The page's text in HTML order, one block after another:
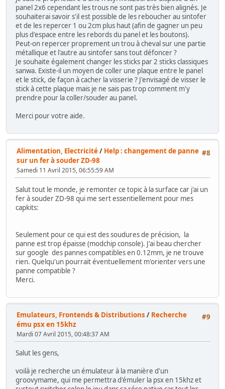
panel 2x6 cependant les trous ne sont pas très bien alignés. Je
souhaiterai savoir s'il est possible de les reboucher au sintofer
et de les repercer 1 ou 2cm plus haut (afin de gagner un peu
plus d'espace entre les rebords du panel et les boutons).
Peut-on repercer proprement un trou à cheval sur une partie
métallique et l'autre au sintofer sans tout défoncer ?
Je souhaite également changer les sticks par 2 sticks classiques
sanwa. Existe-il un moyen de coller une plaque entre le panel
et le stick, de façon à cacher la visserie ? J'envisagé de visser le
stick à cette plaque mais je ne sais pas trop comment m'y
prendre pour la coller/souder au panel.
Merci pour votre aide.
#8
Alimentation, Electricité/ Help : changement de panne
sur un fer à souder ZD-98
Samedi 11 Avril 2015, 06:55:59 AM
Salut tout le monde, je remonter ce topic à la surface car j'ai un
fer à souder ZD-98 qui me sert essentiellement pour mes
capkits:
Seulement pour ce qui est des soudures de précision, la
panne est trop épaisse (modchip console). J'ai beau chercher
sur google des pannes compatibles en 0.12mm, je ne trouve
rien. Quelqu'un pourrait éventuellement m'orienter vers une
panne compatible ?
Merci.
#9
Emulateurs, Frontends & Distributions / Recherche
ému psx en 15khz
Mardi 07 Avril 2015, 00:48:37 AM
Salut les gens,
voilà je recherche un émulateur à la manière d'un
groovymame, qui me permettra d'émuler la psx en 15khz et